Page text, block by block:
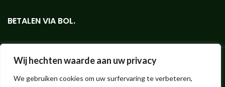
Wij hechten waarde aan uw privacy
We gebruiken cookies om uw surfervaring te verbeteren,
BETALEN VIA BOL.
Bioethanolshop - În volum mic sau mare, magazinul online pentru